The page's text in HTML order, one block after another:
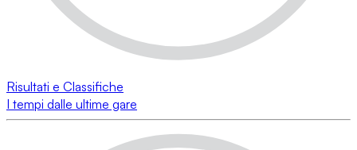
Risultati e Classifiche
I tempi dalle ultime gare